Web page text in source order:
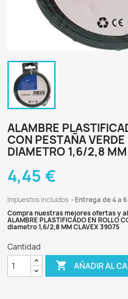
ALAMBRE
CON PESTAÑA
DIAMETRO 1,6/2,8
4,45 €
Impuestos incluidos
Entrega de 4 a
Compra nuestras mejores ofertas y
ALAMBRE PLASTIFICADO EN ROLLO
diametro 1,6/2,8 MM CLAVEX 39075
Cantidad
 AÑADIR AL